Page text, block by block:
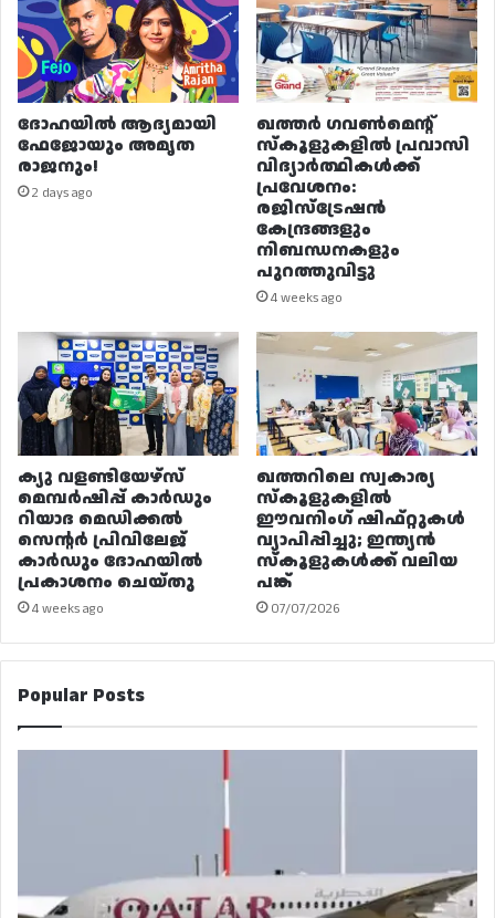
ദോഹയിൽ ആദ്യമായി
ഫേജോയും അമൃത
രാജനും!
2 days ago
ഖത്തർ ഗവൺമെന്റ്
സ്കൂളുകളിൽ പ്രവാസി
വിദ്യാർത്ഥികൾക്ക്
പ്രവേശനം:
രജിസ്ട്രേഷൻ
കേന്ദ്രങ്ങളും
നിബന്ധനകളും
പുറത്തുവിട്ടു
4 weeks ago
ക്യു വളണ്ടിയേഴ്‌സ്
മെമ്പർഷിപ്പ് കാർഡും
റിയാദ മെഡിക്കൽ
സെന്റർ പ്രിവിലേജ്
കാർഡും ദോഹയിൽ
പ്രകാശനം ചെയ്തു
4 weeks ago
ഖത്തറിലെ സ്വകാര്യ
സ്കൂളുകളിൽ
ഈവനിംഗ് ഷിഫ്റ്റുകൾ
വ്യാപിപ്പിച്ചു; ഇന്ത്യൻ
സ്കൂളുകൾക്ക് വലിയ
പങ്ക്
07/07/2026
Popular Posts